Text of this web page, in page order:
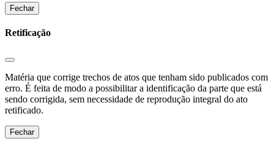
Fechar
Retificação
Matéria que corrige trechos de atos que tenham sido publicados com
erro. É feita de modo a possibilitar a identificação da parte que está
sendo corrigida, sem necessidade de reprodução integral do ato
retificado.
Fechar